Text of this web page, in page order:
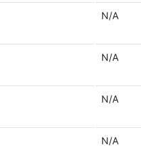
N/A
N/A
N/A
N/A